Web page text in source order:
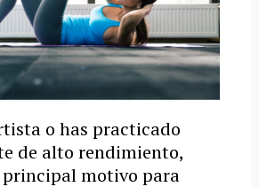
o has practicado
de alto rendimiento,
principal motivo para